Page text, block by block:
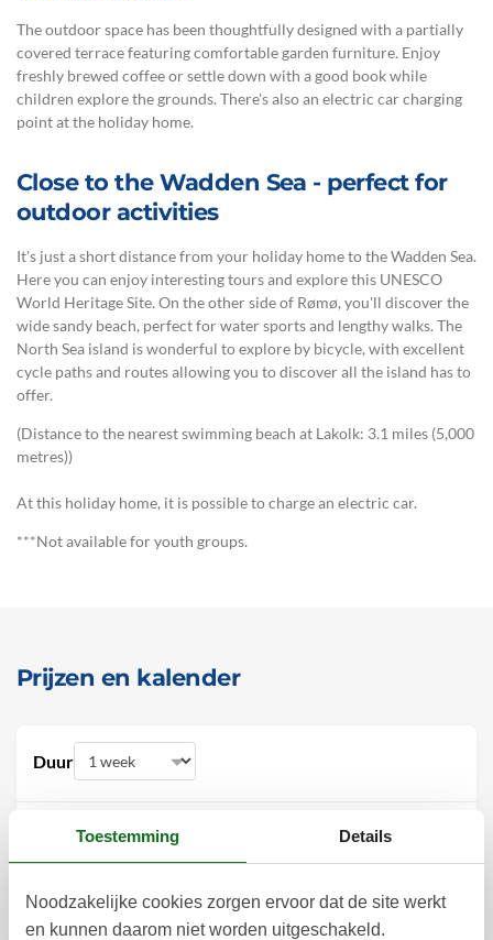
The outdoor space has been thoughtfully designed with a partially
covered terrace featuring comfortable garden furniture. Enjoy
freshly brewed coffee or settle down with a good book while
children explore the grounds. There's also an electric car charging
point at the holiday home.
Close to the Wadden Sea - perfect for
outdoor activities
It's just a short distance from your holiday home to the Wadden Sea.
Here you can enjoy interesting tours and explore this UNESCO
World Heritage Site. On the other side of Rømø, you'll discover the
wide sandy beach, perfect for water sports and lengthy walks. The
North Sea island is wonderful to explore by bicycle, with excellent
cycle paths and routes allowing you to discover all the island has to
offer.
(Distance to the nearest swimming beach at Lakolk: 3.1 miles (5,000
metres))
At this holiday home, it is possible to charge an electric car.
***Not available for youth groups.
Prijzen en kalender
Duur
augustus 2026
ma di wo do vr za
Toestemming Details
Noodzakelijke cookies zorgen ervoor dat de site werkt
en kunnen daarom niet worden uitgeschakeld.